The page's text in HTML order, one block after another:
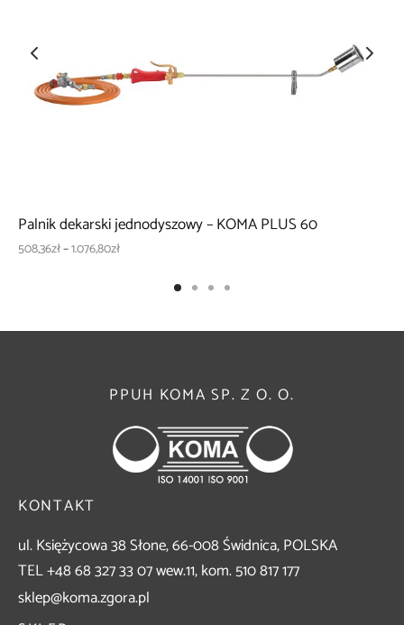
Palnik dekarski jednodyszowy – KOMA PLUS 60
508,36zł–1.076,80złZakres
PPUH KOMA SP. Z O. O.
KONTAKT
ul. Księżycowa 38 Słone, 66-008 Świdnica, POLSKA
TEL +48 68 327 33 07 wew.11, kom. 510 817 177
sklep@koma.zgora.pl